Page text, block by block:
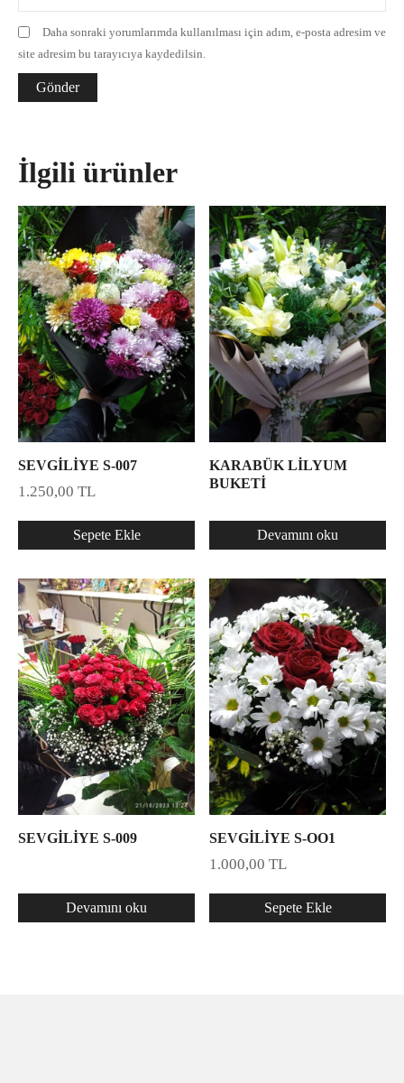
Daha sonraki yorumlarımda kullanılması için adım, e-posta adresim ve
site adresim bu tarayıcıya kaydedilsin.
İlgili ürünler
SEVGİLİYE S-007
1.250,00 TL
Sepete Ekle
KARABÜK LİLYUM
BUKETİ
Devamını oku
SEVGİLİYE S-009
Devamını oku
SEVGİLİYE S-OO1
1.000,00 TL
Sepete Ekle